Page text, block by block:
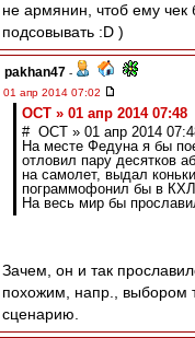
не армянин, чтоб ему чек
подсовывать :D )
pakhan47 -
01 апр 2014 07:02
ОСТ » 01 апр 2014 07:48
# ОСТ » 01 апр 2014
На месте Федуна я бы
отловил пару десятков
на самолет, выдал
пограммофонил бы в
На весь мир бы
Зачем, он и так
похожим, напр., выбором
сценарию.